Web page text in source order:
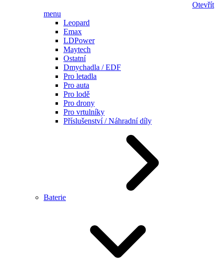
Otevřít
menu
Leopard
Emax
LDPower
Maytech
Ostatní
Dmychadla / EDF
Pro letadla
Pro auta
Pro lodě
Pro drony
Pro vrtulníky
Příslušenství / Náhradní díly
Baterie